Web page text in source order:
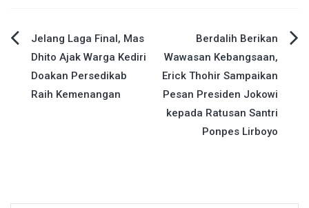
Navigasi
pos
Jelang Laga Final, Mas
Dhito Ajak Warga Kediri
Doakan Persedikab
Raih Kemenangan
Berdalih Berikan
Wawasan Kebangsaan,
Erick Thohir Sampaikan
Pesan Presiden Jokowi
kepada Ratusan Santri
Ponpes Lirboyo